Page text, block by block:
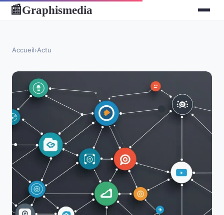
📰Graphismedia
Accueil›Actu